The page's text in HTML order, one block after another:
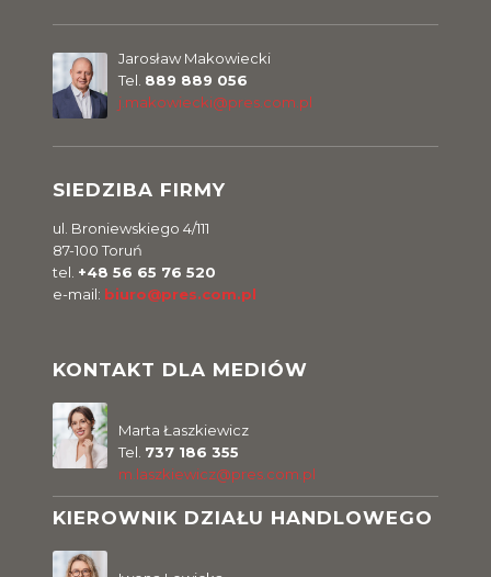
SIEDZIBA FIRMY
ul. Broniewskiego 4/111
87-100 Toruń
tel. +48 56 65 76 520
e-mail: biuro@pres.com.pl
KONTAKT DLA MEDIÓW
Marta Łaszkiewicz
Tel. 737 186 355
m.laszkiewicz@pres.com.pl
KIEROWNIK DZIAŁU HANDLOWEGO
Jarosław Makowiecki
Tel. 889 889 056
j.makowiecki@pres.com.pl